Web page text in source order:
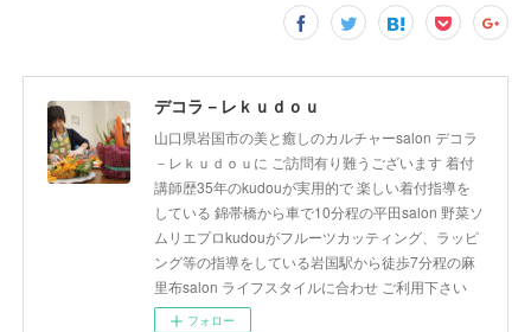
デコラ－レｋｕｄｏｕ
山口県岩国市の美と癒しのカルチャーsalon デコラ
－レｋｕｄｏｕに ご訪問有り難うございます 着付
講師歴35年のkudouが実用的で 楽しい着付指導を
している 錦帯橋から車で10分程の平田salon 野菜ソ
ムリエプロkudouがフルーツカッティング、ラッピ
ング等の指導をしている岩国駅から徒歩7分程の麻
里布salon ライフスタイルに合わせ ご利用下さい
フォロー